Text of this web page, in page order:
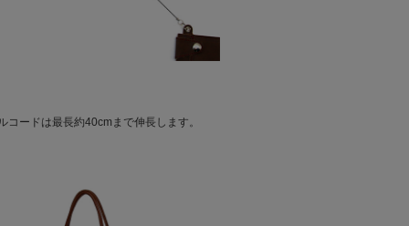
コードは最長約40cmまで伸長します。